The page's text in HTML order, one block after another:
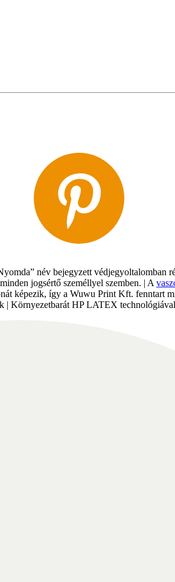
név bejegyzett védjegyoltalomban
jogsértő személlyel szemben. | A
képezik, így a Wuwu Print Kft. fenntart
| Környezetbarát HP LATEX